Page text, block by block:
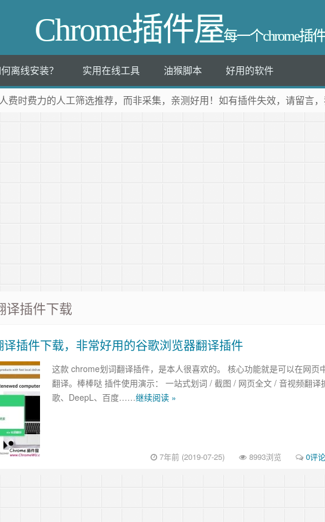
Chrome插件屋每一个chrome插
离线安装？ 实用在线工具 油猴脚本 好用的软件
费时费力的人工筛选推荐，而非采集，亲测好用！如有插件失效，请留言
译插件下载
插件下载，非常好用的谷歌浏览器翻译插件
这款 chrome划词翻译插件，是本人很喜欢的。 核心功能就是可以在网页
翻译。棒棒哒 插件使用演示： 一站式划词 / 截图 / 网页全文 / 音视频翻译
歌、DeepL、百度……继续阅读 »
7年前 (2019-07-25) 8993浏览 0评论